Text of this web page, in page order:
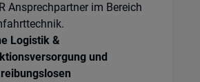
Ansprechpartner im Bereich
Logistik &
und